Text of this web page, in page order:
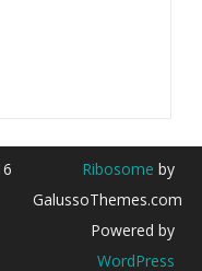
Ribosome by
GalussoThemes.com
Powered by
WordPress